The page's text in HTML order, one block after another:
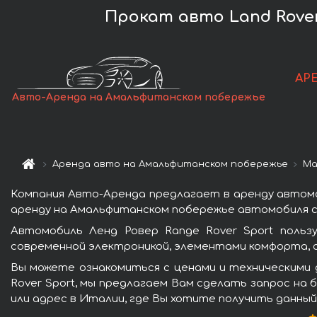
Прокат авто Land
Авто-Аренда на Амальфитанском побережье
Аренда авто на Амальфитанском побережье
Компания Авто-Аренда предлагает в аренду
аренду на Амальфитанском побережье автомобиля
Автомобиль Ленд Ровер Range Rover Sport
современной электроникой, элементами
Вы можете ознакомиться с ценами и
Rover Sport, мы предлагаем Вам сделать запрос
или адрес в Италии, где Вы хотите получить